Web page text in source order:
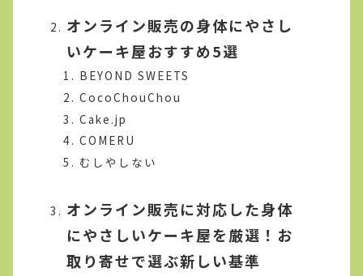
オンライン販売の身体にやさし
いケーキ屋おすすめ5選
BEYOND SWEETS
CocoChouChou
Cake.jp
COMERU
むしやしない
オンライン販売に対応した身体
にやさしいケーキ屋を厳選！お
取り寄せで選ぶ新しい基準